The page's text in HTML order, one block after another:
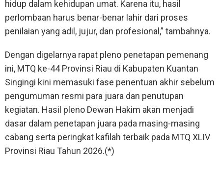
hidup dalam kehidupan umat. Karena itu, hasil
perlombaan harus benar-benar lahir dari proses
penilaian yang adil, jujur, dan profesional,” tambahnya.
Dengan digelarnya rapat pleno penetapan pemenang
ini, MTQ ke-44 Provinsi Riau di Kabupaten Kuantan
Singingi kini memasuki fase penentuan akhir sebelum
pengumuman resmi para juara dan penutupan
kegiatan. Hasil pleno Dewan Hakim akan menjadi
dasar dalam penetapan juara pada masing-masing
cabang serta peringkat kafilah terbaik pada MTQ XLIV
Provinsi Riau Tahun 2026.(*)